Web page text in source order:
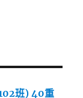
班) 40重